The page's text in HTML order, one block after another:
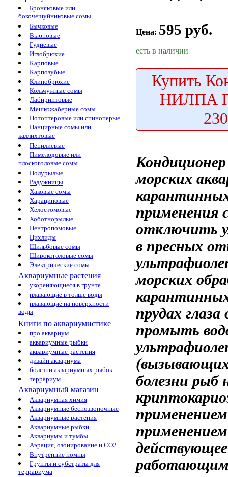
Броняковые или
бокочешуйниковые сомы
Бычковые
Вьюновые
Гудиевые
Иглобрюхие
Карповые
Карпозубые
Клинобрюхие
Кольчужные сомы
Лабиринтовые
Мешкожаберные сомы
Нотоптеровые или спиноперые
Панцирные сомы или
каллихтовые
Пецилиевые
Пимелодовые или
плоскоголовые сомы
Полурылые
Радужницы
Хаковые сомы
Харациновые
Хелостомовые
Хоботнорылые
Центропомовые
Цихлиды
Шильбовые сомы
Широкоголовые сомы
Электрические сомы
Аквариумные растения
укореняющиеся в грунте
плавающие в толще воды
плавающие на поверхности
воды
Книги по аквариумистике
про аквариум
аквариумные рыбки
аквариумные растения
дизайн аквариума
болезни аквариумных рыбок
террариум
Аквариумный магазин
Аквариумная химия
Аквариумные беспозвоночные
Аквариумные растения
Аквариумные рыбки
Аквариумы и тумбы
Аэрация, озонирование и CO2
Внутренние помпы
Грунты и субстраты для
террариума
Цена: 595 руб.
есть в наличии
Купить
НИЛПА
морских
применения
отключить
в пресных
морских
прудах
промыть
болезни рыб
применением
работающим